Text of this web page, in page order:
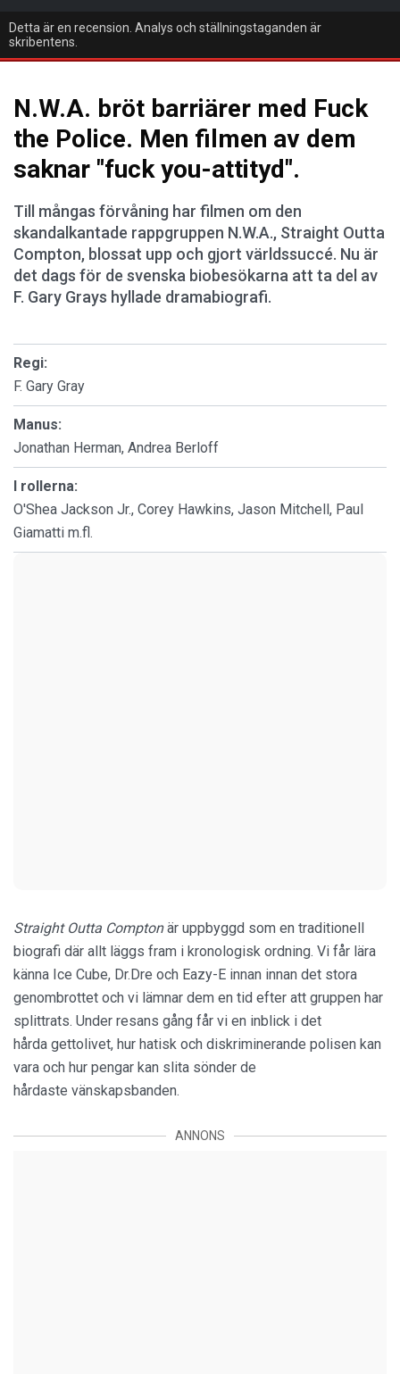
Detta är en recension. Analys och ställningstaganden är
skribentens.
N.W.A. bröt barriärer med Fuck
the Police. Men filmen av dem
saknar "fuck you-attityd".
Till mångas förvåning har filmen om den
skandalkantade rappgruppen N.W.A., Straight Outta
Compton, blossat upp och gjort världssuccé. Nu är
det dags för de svenska biobesökarna att ta del av
F. Gary Grays hyllade dramabiografi.
Regi:
F. Gary Gray
Manus:
Jonathan Herman, Andrea Berloff
I rollerna:
O'Shea Jackson Jr., Corey Hawkins, Jason Mitchell, Paul
Giamatti m.fl.
Straight Outta Comptonär uppbyggd som en traditionell
biografi där allt läggs fram i kronologisk ordning. Vi får lära
känna Ice Cube, Dr.Dre och Eazy-E innan innan det stora
genombrottet och vi lämnar dem en tid efter att gruppen har
splittrats. Under resans gång får vi en inblick i det
hårda gettolivet, hur hatisk och diskriminerande polisen kan
vara och hur pengar kan slita sönder de
hårdaste vänskapsbanden.
ANNONS